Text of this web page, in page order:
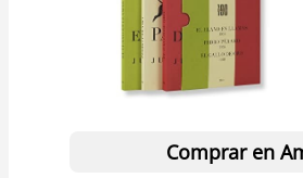
Comprar en